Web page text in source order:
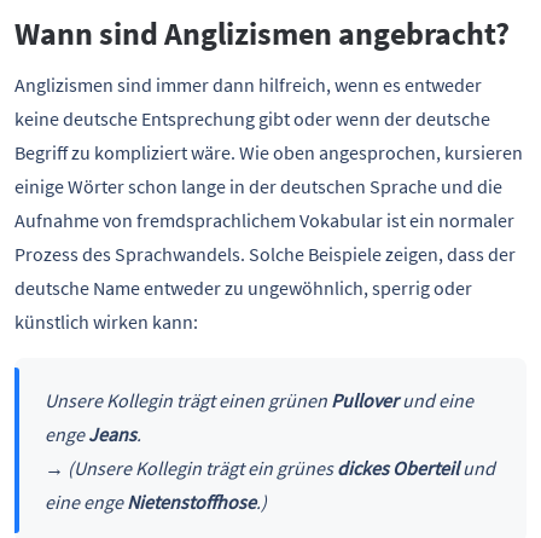
Wann sind Anglizismen angebracht?
Anglizismen sind immer dann hilfreich, wenn es entweder
keine deutsche Entsprechung gibt oder wenn der deutsche
Begriff zu kompliziert wäre. Wie oben angesprochen, kursieren
einige Wörter schon lange in der deutschen Sprache und die
Aufnahme von fremdsprachlichem Vokabular ist ein normaler
Prozess des Sprachwandels. Solche Beispiele zeigen, dass der
deutsche Name entweder zu ungewöhnlich, sperrig oder
künstlich wirken kann:
Unsere Kollegin trägt einen grünen Pulloverund eine
engeJeans.
→ (Unsere Kollegin trägt ein grünesdickes Oberteilund
eine engeNietenstoffhose.)